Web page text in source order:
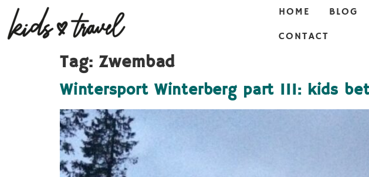
HOME BLOG
CONTACT
Tag: Zwembad
Wintersport Winterberg part III: kids